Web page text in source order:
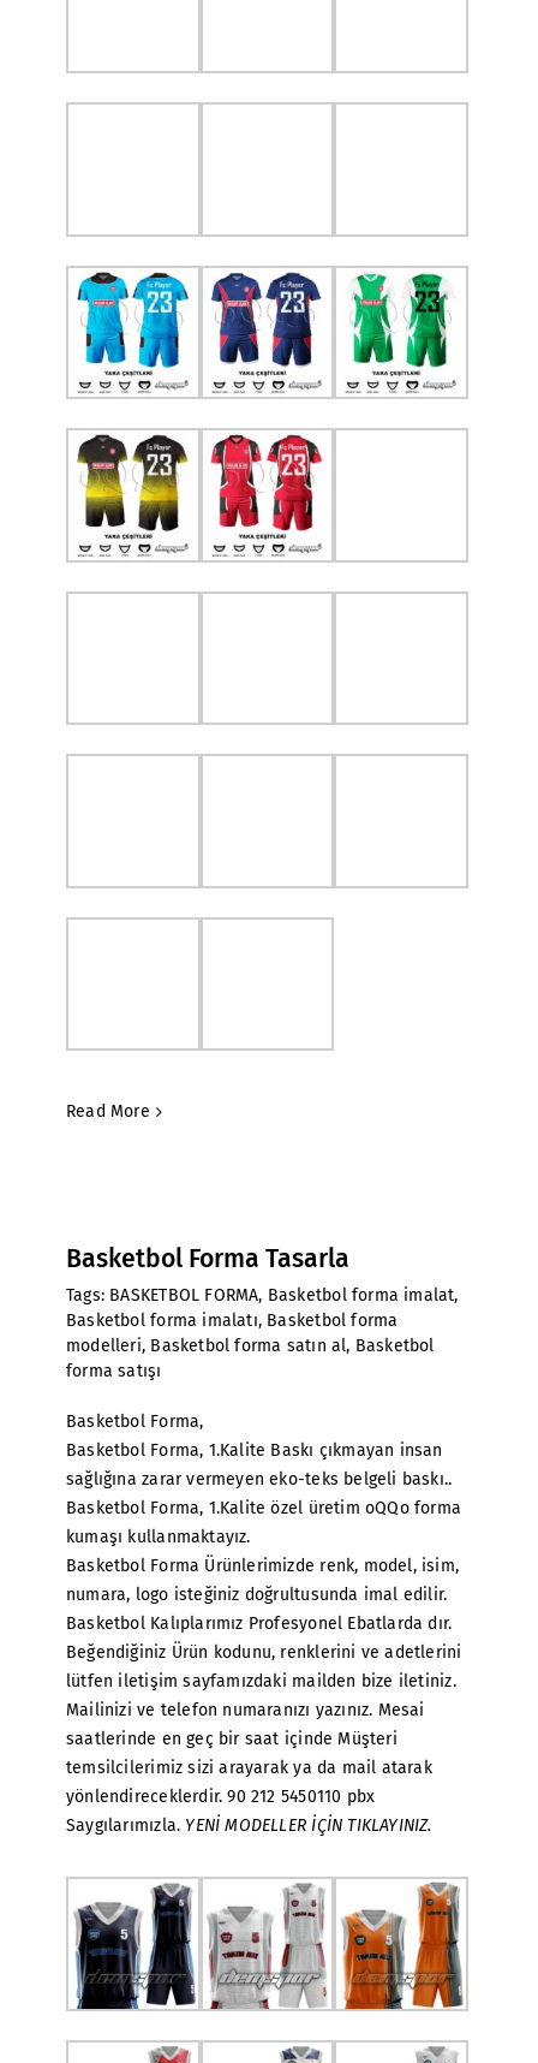
Read More
Basketbol Forma Tasarla
Tags: BASKETBOL FORMA, Basketbol forma imalat,
Basketbol forma imalatı, Basketbol forma
modelleri, Basketbol forma satın al, Basketbol
forma satışı
Basketbol Forma,
Basketbol Forma, 1.Kalite Baskı çıkmayan insan
sağlığına zarar vermeyen eko-teks belgeli baskı..
Basketbol Forma, 1.Kalite özel üretim oQQo forma
kumaşı kullanmaktayız.
Basketbol Forma Ürünlerimizde renk, model, isim,
numara, logo isteğiniz doğrultusunda imal edilir.
Basketbol Kalıplarımız Profesyonel Ebatlarda dır.
Beğendiğiniz Ürün kodunu, renklerini ve adetlerini
lütfen iletişim sayfamızdaki mailden bize iletiniz.
Mailinizi ve telefon numaranızı yazınız. Mesai
saatlerinde en geç bir saat içinde Müşteri
temsilcilerimiz sizi arayarak ya da mail atarak
yönlendireceklerdir. 90 212 5450110 pbx
Saygılarımızla. YENİ MODELLER İÇİN TIKLAYINIZ.